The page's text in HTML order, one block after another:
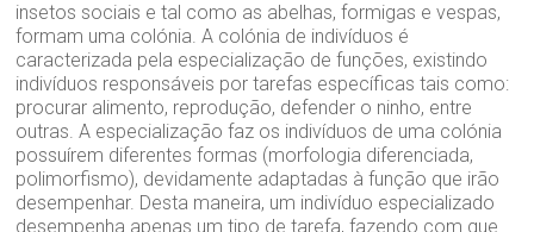
insetos sociais e tal como as abelhas, formigas e vespas,
formam uma colónia. A colónia de indivíduos é
caracterizada pela especialização de funções, existindo
indivíduos responsáveis por tarefas específicas tais como:
procurar alimento, reprodução, defender o ninho, entre
outras. A especialização faz os indivíduos de uma colónia
possuírem diferentes formas (morfologia diferenciada,
polimorfismo), devidamente adaptadas à função que irão
desempenhar. Desta maneira, um indivíduo especializado
desempenha apenas um tipo de tarefa, fazendo com que